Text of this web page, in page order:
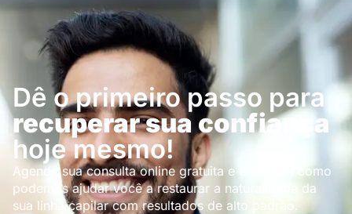
Dê o primeiro passo para
recuperar sua confiança
hoje mesmo!
Agende sua consulta online gratuita e descubra como
podemos ajudar você a restaurar a naturalidade da
sua linha capilar com resultados de alto padrão.